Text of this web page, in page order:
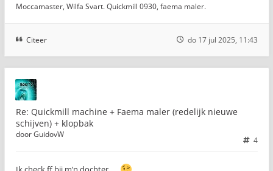
Moccamaster, Wilfa Svart. Quickmill 0930, faema maler.
Citeer do 17 jul 2025, 11:43
Re: Quickmill machine + Faema maler (redelijk nieuwe
schijven) + klopbak
4
doorGuidovW